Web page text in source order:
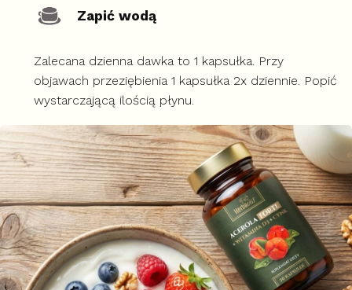
Zapić wodą
Zalecana dzienna dawka to 1 kapsułka. Przy
objawach przeziębienia 1 kapsułka 2x dziennie. Popić
wystarczającą ilością płynu.